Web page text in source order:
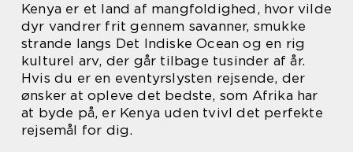
Kenya er et land af mangfoldighed, hvor vilde
dyr vandrer frit gennem savanner, smukke
strande langs Det Indiske Ocean og en rig
kulturel arv, der går tilbage tusinder af år.
Hvis du er en eventyrslysten rejsende, der
ønsker at opleve det bedste, som Afrika har
at byde på, er Kenya uden tvivl det perfekte
rejsemål for dig.